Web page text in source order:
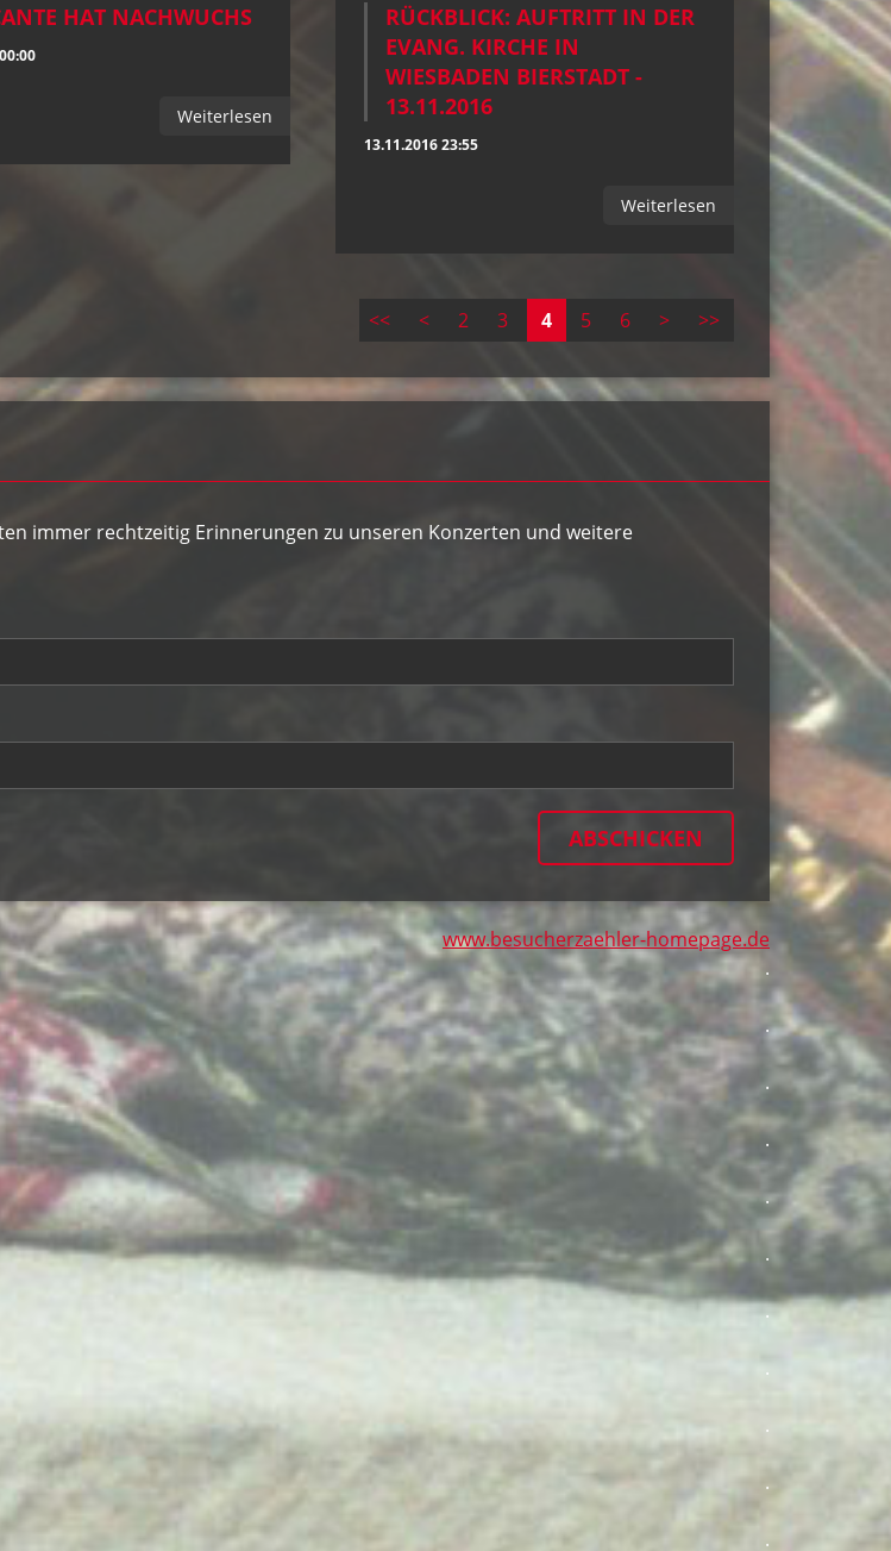
HAT NACHWUCHS
Weiterlesen
RÜCKBLICK: AUFTRITT IN DER
EVANG. KIRCHE IN
WIESBADEN BIERSTADT -
13.11.2016
13.11.2016 23:55
Weiterlesen
<< < 2 3 4 5 6 > >>
immer rechtzeitig Erinnerungen zu unseren Konzerten und weitere
www.besucherzaehler-homepage.de
.
.
.
.
.
.
.
.
.
.
.